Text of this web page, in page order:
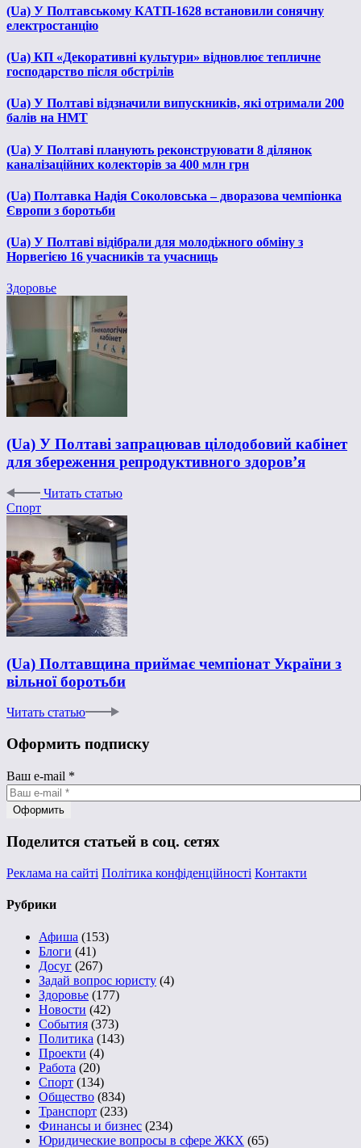
(Ua) У Полтавському КАТП-1628 встановили сонячну
електростанцію
(Ua) КП «Декоративні культури» відновлює тепличне
господарство після обстрілів
(Ua) У Полтаві відзначили випускників, які отримали 200
балів на НМТ
(Ua) У Полтаві планують реконструювати 8 ділянок
каналізаційних колекторів за 400 млн грн
(Ua) Полтавка Надія Соколовська – дворазова чемпіонка
Європи з боротьби
(Ua) У Полтаві відібрали для молодіжного обміну з
Норвегією 16 учасників та учасниць
Здоровье
(Ua) У Полтаві запрацював цілодобовий кабінет
для збереження репродуктивного здоров’я
Читать статью
Спорт
(Ua) Полтавщина приймає чемпіонат України з
вільної боротьби
Читать статью
Оформить подписку
Ваш e-mail *
Поделится статьей в соц. сетях
Реклама на сайті Політика конфіденційності Контакти
Рубрики
Афиша (153)
Блоги (41)
Досуг (267)
Задай вопрос юристу (4)
Здоровье (177)
Новости (42)
События (373)
Политика (143)
Проекти (4)
Работа (20)
Спорт (134)
Общество (834)
Транспорт (233)
Финансы и бизнес (234)
Юридические вопросы в сфере ЖКХ (65)